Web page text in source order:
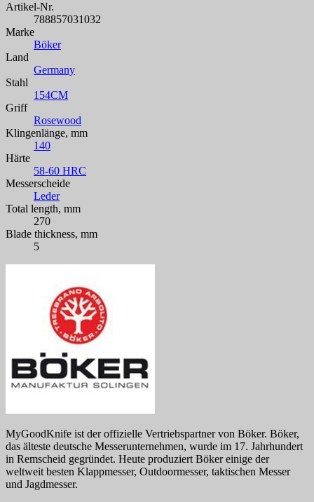
Artikel-Nr.
788857031032
Marke
Böker
Land
Germany
Stahl
154CM
Griff
Rosewood
Klingenlänge, mm
140
Härte
58-60 HRC
Messerscheide
Leder
Total length, mm
270
Blade thickness, mm
5
MyGoodKnife ist der offizielle Vertriebspartner von Böker. Böker,
das älteste deutsche Messerunternehmen, wurde im 17. Jahrhundert
in Remscheid gegründet. Heute produziert Böker einige der
weltweit besten Klappmesser, Outdoormesser, taktischen Messer
und Jagdmesser.